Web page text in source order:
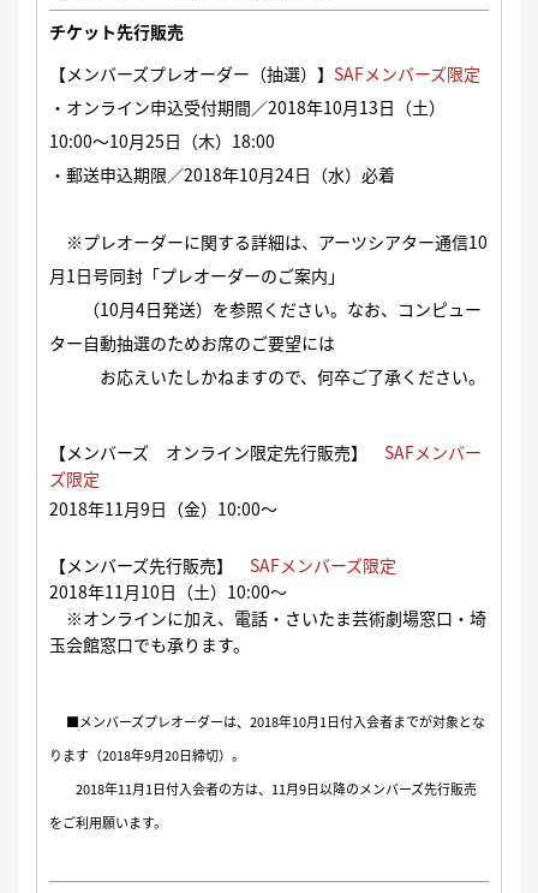
チケット先行販売
【メンバーズプレオーダー（抽選）】 SAFメ ンバーズ限定
・オンライン申込受付期間／2018年10月13日（土）
10:00〜10月25日（木）18:00
・郵送申込期限／2018年10月24日（水）必着
※プレオーダーに関する詳細は、アーツシアター通信10
月1日号同封「プレオーダーのご案内」
（10月4日発送）を参照ください。なお、コンピュー
ター自動抽選のためお席のご要望には
お応えいたしかねますので、何卒ご了承ください。
【メンバーズ オンライン限定先行販売】 SAFメンバー
ズ限定
2018年11月9日（金）10:00〜
【メンバーズ先行販売】 SAFメンバーズ限定
2018年11月10日（土）10:00〜
※オンラインに加え、電話・さいたま芸術劇場窓口・埼
玉会館窓口でも承ります。
■メンバーズプレオーダーは、2018年10月1日付入会者までが対象とな
ります（2018年9月20日締切）。
2018年11月1日付入会者の方は、11月9日以降のメンバーズ先行販売
をご利用願います。